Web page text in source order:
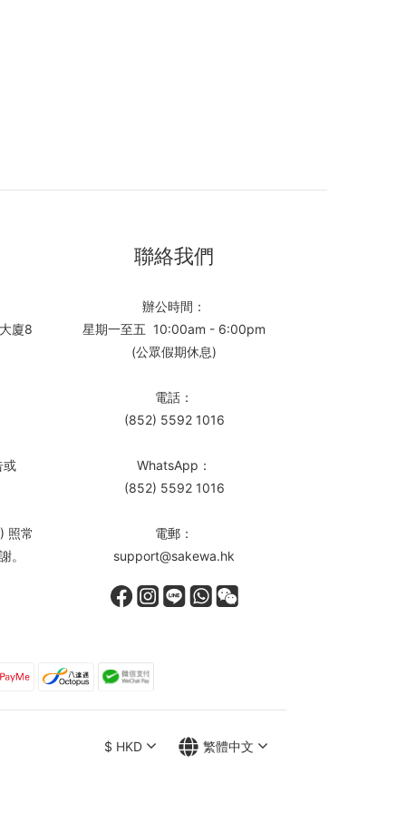
廈8
或
照常
。
聯絡我們
辦公時間：
星期一至五 10:00am - 6:00pm
(公眾假期休息)
電話：
(852) 5592 1016
WhatsApp：
(852) 5592 1016
電郵：
support@sakewa.hk
$ HKD 繁體中文